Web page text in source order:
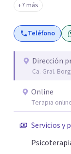
+7 más
Teléfono
Dirección
Ca. Gral.
Online
Terapia
Servicios y